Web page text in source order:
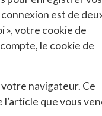
est de
», votre cookie de
le cookie de
navigateur. Ce
que vous